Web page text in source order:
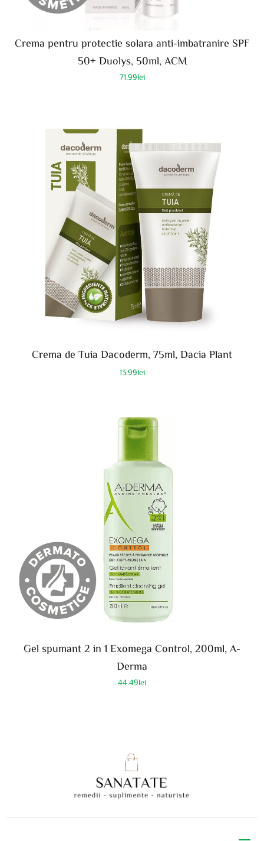
Crema pentru protectie solara anti-imbatranire SPF
50+ Duolys, 50ml, ACM
71.99lei
Crema de Tuia Dacoderm, 75ml, Dacia Plant
13.99lei
Gel spumant 2 in 1 Exomega Control, 200ml, A-
Derma
44.49lei